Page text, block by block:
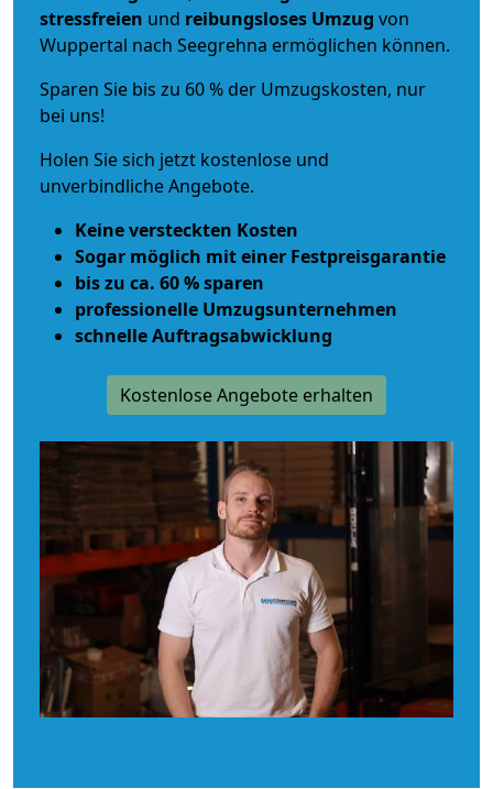
stressfreien und reibungsloses Umzug von
Wuppertal nach Seegrehna ermöglichen können.
Sparen Sie bis zu 60 % der Umzugskosten, nur
bei uns!
Holen Sie sich jetzt kostenlose und
unverbindliche Angebote.
Keine versteckten Kosten
Sogar möglich mit einer Festpreisgarantie
bis zu ca. 60 % sparen
professionelle Umzugsunternehmen
schnelle Auftragsabwicklung
Kostenlose Angebote erhalten